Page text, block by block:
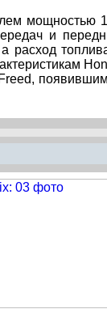
мощностью
и
расход